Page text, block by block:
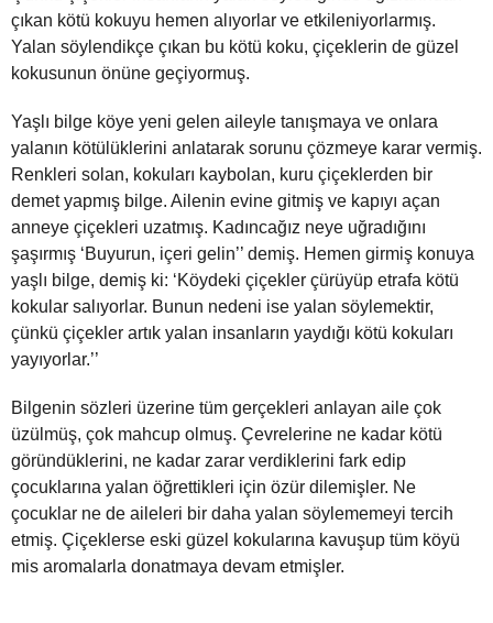
çıkan kötü kokuyu hemen alıyorlar ve etkileniyorlarmış.
Yalan söylendikçe çıkan bu kötü koku, çiçeklerin de güzel
kokusunun önüne geçiyormuş.
Yaşlı bilge köye yeni gelen aileyle tanışmaya ve onlara
yalanın kötülüklerini anlatarak sorunu çözmeye karar vermiş.
Renkleri solan, kokuları kaybolan, kuru çiçeklerden bir
demet yapmış bilge. Ailenin evine gitmiş ve kapıyı açan
anneye çiçekleri uzatmış. Kadıncağız neye uğradığını
şaşırmış ‘Buyurun, içeri gelin’’ demiş. Hemen girmiş konuya
yaşlı bilge, demiş ki: ‘Köydeki çiçekler çürüyüp etrafa kötü
kokular salıyorlar. Bunun nedeni ise yalan söylemektir,
çünkü çiçekler artık yalan insanların yaydığı kötü kokuları
yayıyorlar.’’
Bilgenin sözleri üzerine tüm gerçekleri anlayan aile çok
üzülmüş, çok mahcup olmuş. Çevrelerine ne kadar kötü
göründüklerini, ne kadar zarar verdiklerini fark edip
çocuklarına yalan öğrettikleri için özür dilemişler. Ne
çocuklar ne de aileleri bir daha yalan söylememeyi tercih
etmiş. Çiçeklerse eski güzel kokularına kavuşup tüm köyü
mis aromalarla donatmaya devam etmişler.